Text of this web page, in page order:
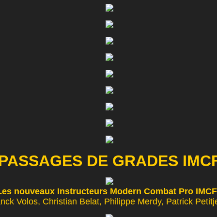
DE GRADES
nouveaux Instructeurs Modern Combat Pro
Volos, Christian Belat, Philippe Merdy, Patrick